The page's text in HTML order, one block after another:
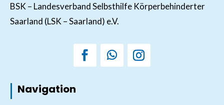
BSK – Landesverband Selbsthilfe Körperbehinderter
Saarland (LSK – Saarland) e.V.
Navigation